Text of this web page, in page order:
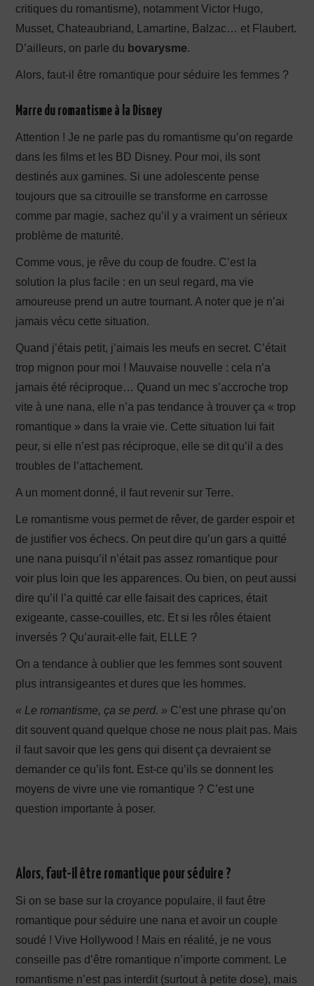
critiques du romantisme), notamment Victor Hugo,
Musset, Chateaubriand, Lamartine, Balzac… et Flaubert.
D’ailleurs, on parle du bovarysme.
Alors, faut-il être romantique pour séduire les femmes ?
Marre du romantisme à la Disney
Attention ! Je ne parle pas du romantisme qu’on regarde
dans les films et les BD Disney. Pour moi, ils sont
destinés aux gamines. Si une adolescente pense
toujours que sa citrouille se transforme en carrosse
comme par magie, sachez qu’il y a vraiment un sérieux
problème de maturité.
Comme vous, je rêve du coup de foudre. C’est la
solution la plus facile : en un seul regard, ma vie
amoureuse prend un autre tournant. A noter que je n’ai
jamais vécu cette situation.
Quand j’étais petit, j’aimais les meufs en secret. C’était
trop mignon pour moi ! Mauvaise nouvelle : cela n’a
jamais été réciproque… Quand un mec s’accroche trop
vite à une nana, elle n’a pas tendance à trouver ça « trop
romantique » dans la vraie vie. Cette situation lui fait
peur, si elle n’est pas réciproque, elle se dit qu’il a des
troubles de l’attachement.
A un moment donné, il faut revenir sur Terre.
Le romantisme vous permet de rêver, de garder espoir et
de justifier vos échecs. On peut dire qu’un gars a quitté
une nana puisqu’il n’était pas assez romantique pour
voir plus loin que les apparences. Ou bien, on peut aussi
dire qu’il l’a quitté car elle faisait des caprices, était
exigeante, casse-couilles, etc. Et si les rôles étaient
inversés ? Qu’aurait-elle fait, ELLE ?
On a tendance à oublier que les femmes sont souvent
plus intransigeantes et dures que les hommes.
« Le romantisme, ça se perd. » C’est une phrase qu’on
dit souvent quand quelque chose ne nous plait pas. Mais
il faut savoir que les gens qui disent ça devraient se
demander ce qu’ils font. Est-ce qu’ils se donnent les
moyens de vivre une vie romantique ? C’est une
question importante à poser.
Alors, faut-il être romantique pour séduire ?
Si on se base sur la croyance populaire, il faut être
romantique pour séduire une nana et avoir un couple
soudé ! Vive Hollywood ! Mais en réalité, je ne vous
conseille pas d’être romantique n’importe comment. Le
romantisme n’est pas interdit (surtout à petite dose), mais